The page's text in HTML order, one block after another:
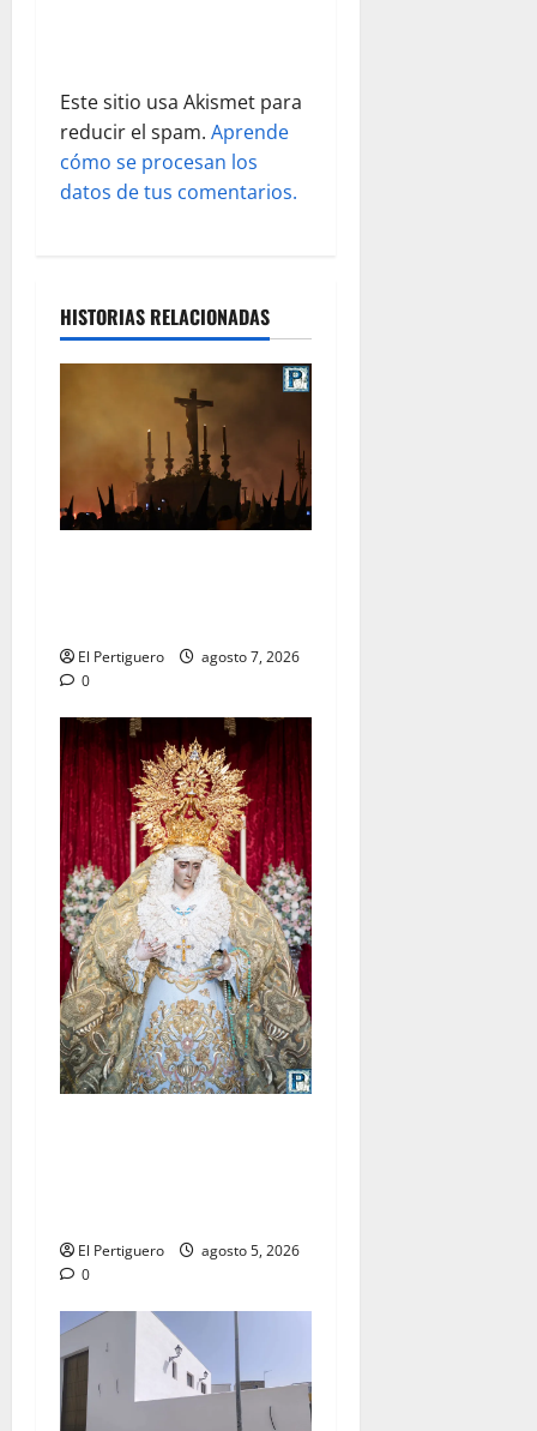
a
s
Este sitio usa Akismet para
reducir el spam. Aprende
cómo se procesan los
datos de tus comentarios.
HISTORIAS RELACIONADAS
El Pertiguero
agosto 7, 2026
0
El Pertiguero
agosto 5, 2026
0